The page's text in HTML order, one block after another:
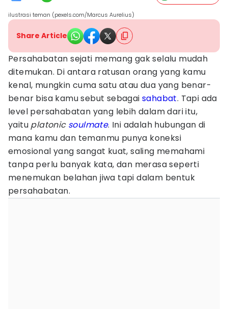
ilustrasi teman (pexels.com/Marcus Aurelius)
Share Article
Persahabatan sejati memang gak selalu mudah
ditemukan. Di antara ratusan orang yang kamu
kenal, mungkin cuma satu atau dua yang benar-
benar bisa kamu sebut sebagai sahabat. Tapi ada
level persahabatan yang lebih dalam dari itu,
yaitu platonic soulmate. Ini adalah hubungan di
mana kamu dan temanmu punya koneksi
emosional yang sangat kuat, saling memahami
tanpa perlu banyak kata, dan merasa seperti
menemukan belahan jiwa tapi dalam bentuk
persahabatan.